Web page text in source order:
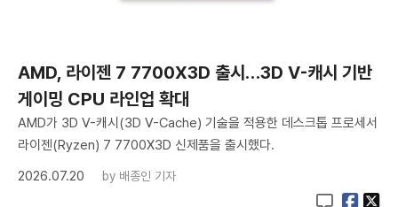
AMD, 라이젠 7 7700X3D 출시…3D V-캐시 기반
게이밍 CPU 라인업 확대
AMD가 3D V-캐시(3D V-Cache) 기술을 적용한 데스크톱 프로세서
라이젠(Ryzen) 7 7700X3D 신제품을 출시했다.
2026.07.20
by 배종인 기자